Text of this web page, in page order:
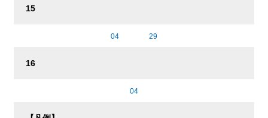
15
04 29
16
04